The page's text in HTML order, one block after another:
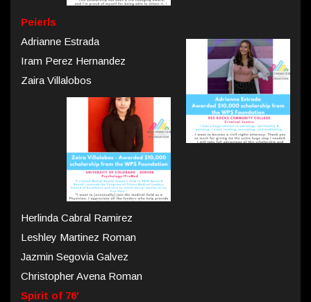
Peierls
Adrianne Estrada
Iram Perez Hernandez
Zaira Villalobos
Herlinda Cabral Ramirez
Leshley Martinez Roman
Jazmin Segovia Galvez
Christopher Avena Roman
Spirit of 76′